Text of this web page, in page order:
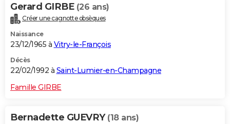
Gerard GIRBE (26 ans)
Créer une cagnotte obsèques
Naissance
23/12/1965 à Vitry-le-François
Décès
22/02/1992 à Saint-Lumier-en-Champagne
Famille GIRBE
Bernadette GUEVRY (18 ans)